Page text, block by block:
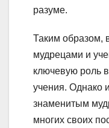
разуме.
Таким образом,
мудрецами и
ключевую роль
учения. Однако
знаменитым
многих своих